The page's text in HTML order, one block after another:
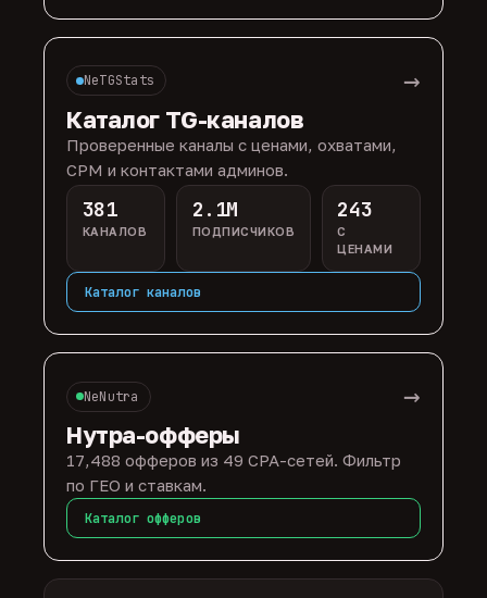
NeTGStats →
Каталог TG-каналов
Проверенные каналы с ценами, охватами,
CPM и контактами админов.
381
КАНАЛОВ
2.1M
ПОДПИСЧИКОВ
243
С
ЦЕНАМИ
Каталог каналов
NeNutra →
Нутра-офферы
17,488 офферов из 49 CPA-сетей. Фильтр
по ГЕО и ставкам.
Каталог офферов